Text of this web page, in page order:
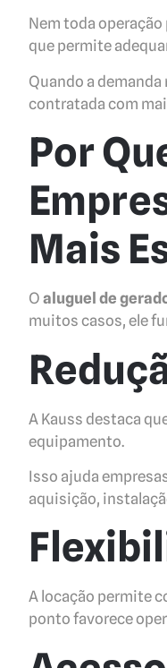
Nem toda
que permite
Quando a
contratada com
Por
Mais
O aluguel de
muitos casos, ele
A Kauss destaca
equipamento.
Isso ajuda
aquisição,
A locação permite
ponto favorece